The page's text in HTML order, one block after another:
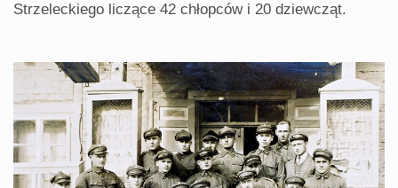
Strzeleckiego liczące 42 chłopców i 20 dziewcząt.